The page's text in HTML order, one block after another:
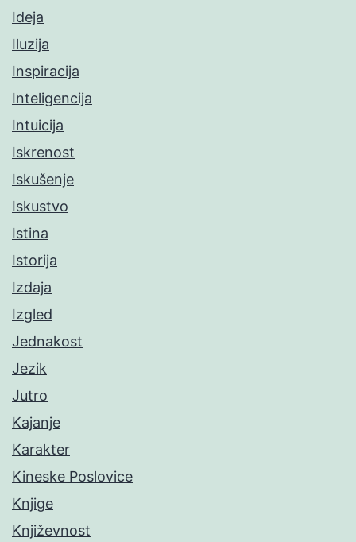
Ideja
Iluzija
Inspiracija
Inteligencija
Intuicija
Iskrenost
Iskušenje
Iskustvo
Istina
Istorija
Izdaja
Izgled
Jednakost
Jezik
Jutro
Kajanje
Karakter
Kineske Poslovice
Knjige
Književnost